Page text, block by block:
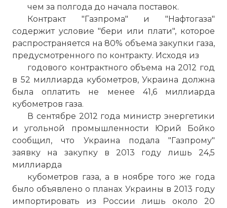
чем за полгода до начала поставок.
Контракт "Газпрома" и "Нафтогаза"
содержит условие "бери или плати", которое
распространяется на 80% объема закупки газа,
предусмотренного по контракту. Исходя из
годового контрактного объема на 2012 год
в 52 миллиарда кубометров, Украина должна
была оплатить не менее 41,6 миллиарда
кубометров газа.
В сентябре 2012 года министр энергетики
и угольной промышленности Юрий Бойко
сообщил, что Украина подала "Газпрому"
заявку на закупку в 2013 году лишь 24,5
миллиарда
кубометров газа, а в ноябре того же года
было объявлено о планах Украины в 2013 году
импортировать из России лишь около 20